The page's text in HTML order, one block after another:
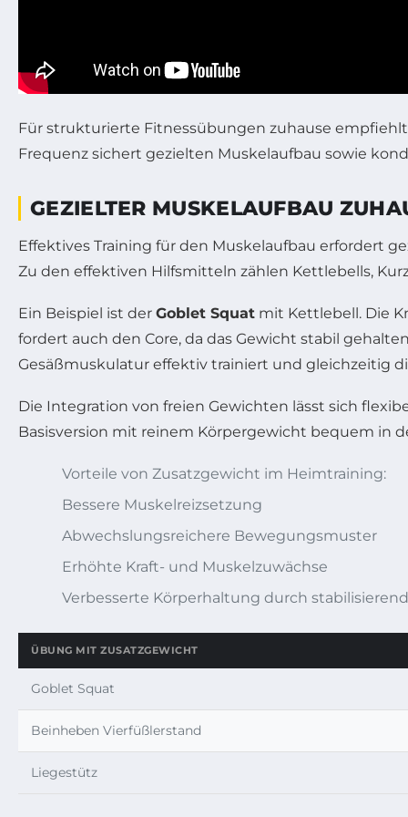
Für strukturierte Fitnessübungen zuhause
Frequenz sichert gezielten Muskelaufbau sowie
GEZIELTER MUSKELAUFBAU
Effektives Training für den Muskelaufbau erfordert
Zu den effektiven Hilfsmitteln zählen Kettlebells,
Ein Beispiel ist der Goblet Squat mit Kettlebell. Die
fordert auch den Core, da das Gewicht stabil
Gesäßmuskulatur effektiv trainiert und gleichzeitig
Die Integration von freien Gewichten lässt sich
Basisversion mit reinem Körpergewicht bequem in
Vorteile von Zusatzgewicht im Heimtraining:
Bessere Muskelreizsetzung
Abwechslungsreichere Bewegungsmuster
Erhöhte Kraft- und Muskelzuwächse
Verbesserte Körperhaltung durch
ÜBUNG MIT ZUSATZGEWICHT
Goblet Squat
Beinheben Vierfüßlerstand
Liegestütz